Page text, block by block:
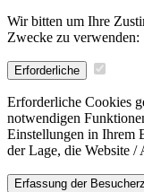
Wir bitten um Ihre
Zwecke zu verwenden:
Erforderliche
Erforderliche Cookies
notwendigen
Einstellungen in Ihrem
der Lage, die Website /
Erfassung der